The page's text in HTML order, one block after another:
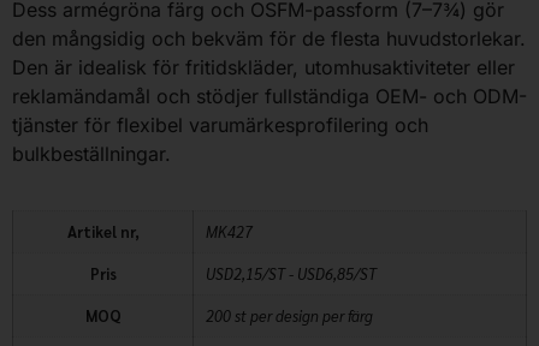
Dess armégröna färg och OSFM-passform (7–7¾) gör
den mångsidig och bekväm för de flesta huvudstorlekar.
Den är idealisk för fritidskläder, utomhusaktiviteter eller
reklamändamål och stödjer fullständiga OEM- och ODM-
tjänster för flexibel varumärkesprofilering och
bulkbeställningar.
Artikel nr, MK427
Pris USD2,15/ST - USD6,85/ST
MOQ 200 st per design per färg